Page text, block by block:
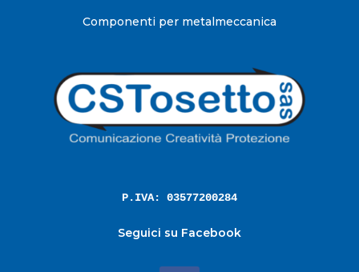
Componenti per metalmeccanica
P.IVA: 03577200284
Seguici su Facebook